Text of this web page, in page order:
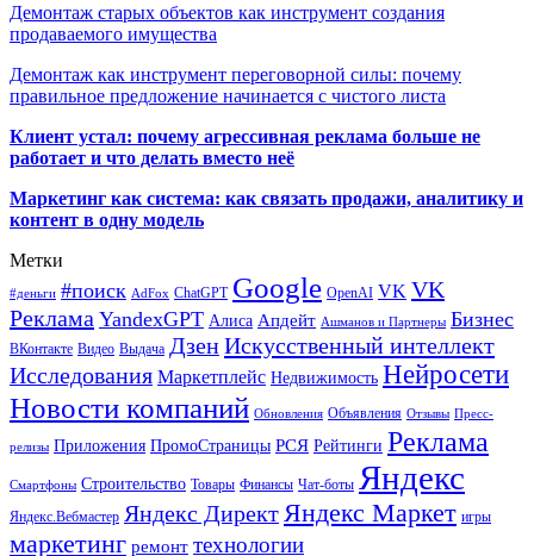
Демонтаж старых объектов как инструмент создания
продаваемого имущества
Демонтаж как инструмент переговорной силы: почему
правильное предложение начинается с чистого листа
Клиент устал: почему агрессивная реклама больше не
работает и что делать вместо неё
Маркетинг как система: как связать продажи, аналитику и
контент в одну модель
Метки
#деньги #поиск AdFox ChatGPT Google OpenAI VK VK
Реклама YandexGPT Алиса Апдейт Ашманов и Партнеры Бизнес
ВКонтакте Видео Выдача ДзенИскусственный интеллект
Исследования Маркетплейс Недвижимость Нейросети
Новости компаний Обновления Объявления Отзывы Пресс-
релизы Приложения ПромоСтраницы РСЯ Рейтинги Реклама
Смартфоны Строительство Товары Финансы Чат-боты Яндекс
Яндекс.Вебмастер Яндекс Директ Яндекс Маркет игры
маркетинг ремонт технологии